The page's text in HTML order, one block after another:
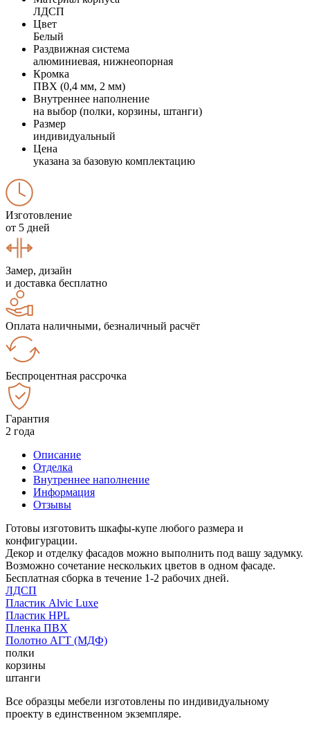
ЛДСП
Цвет
Белый
Раздвижная система
алюминиевая, нижнеопорная
Кромка
ПВХ (0,4 мм, 2 мм)
Внутреннее наполнение
на выбор (полки, корзины, штанги)
Размер
индивидуальный
Цена
указана за базовую комплектацию
Изготовление
от 5 дней
Замер, дизайн
и доставка бесплатно
Оплата наличными, безналичный расчёт
Беспроцентная рассрочка
Гарантия
2 года
Описание
Отделка
Внутреннее наполнение
Информация
Отзывы
Готовы изготовить шкафы-купе любого размера и
конфигурации.
Декор и отделку фасадов можно выполнить под вашу задумку.
Возможно сочетание нескольких цветов в одном фасаде.
Бесплатная сборка в течение 1-2 рабочих дней.
ЛДСП
Пластик Alvic Luxe
Пластик HPL
Пленка ПВХ
Полотно АГТ (МДФ)
полки
корзины
штанги
Все образцы мебели изготовлены по индивидуальному
проекту в единственном экземпляре.